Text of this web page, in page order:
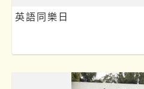
英語同樂日